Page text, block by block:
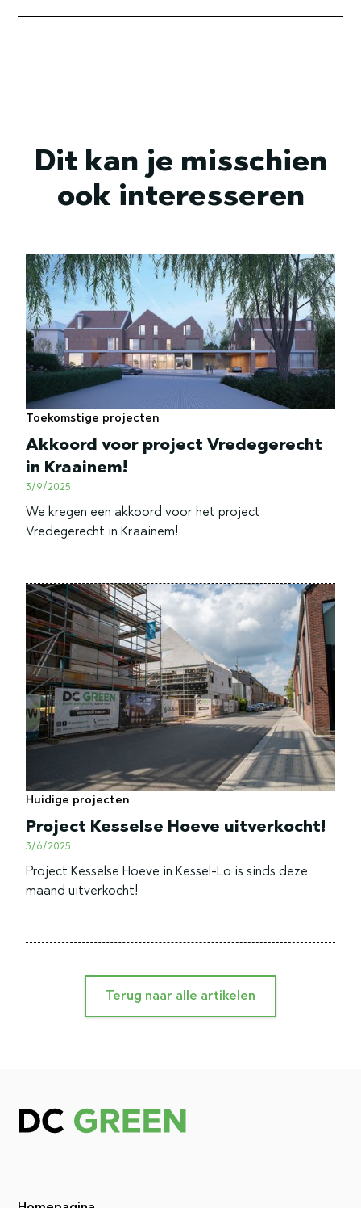
Dit kan je misschien
ook interesseren
Toekomstige projecten
Akkoord voor project Vredegerecht
in Kraainem!
3/9/2025
We kregen een akkoord voor het project
Vredegerecht in Kraainem!
Huidige projecten
Project Kesselse Hoeve uitverkocht!
3/6/2025
Project Kesselse Hoeve in Kessel-Lo is sinds deze
maand uitverkocht!
Terug naar alle artikelen